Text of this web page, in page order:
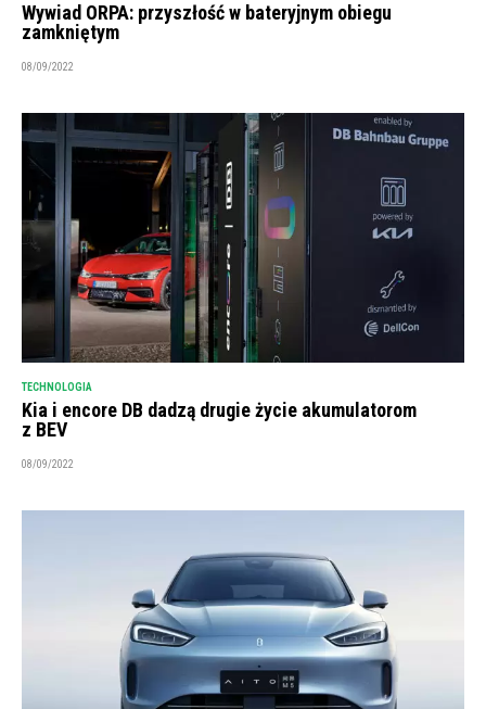
Wywiad ORPA: przyszłość w bateryjnym obiegu
zamkniętym
08/09/2022
TECHNOLOGIA
Kia i encore DB dadzą drugie życie akumulatorom
z BEV
08/09/2022